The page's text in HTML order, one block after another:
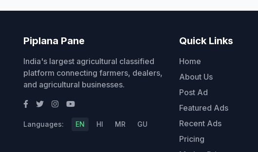
Piplana Pane
India's largest agricultural classified
platform connecting farmers, dealers,
and agricultural businesses.
Languages: EN HI MR GU
Quick Links
Home
About Us
Post Ad
Featured Ads
Recent Ads
Pricing